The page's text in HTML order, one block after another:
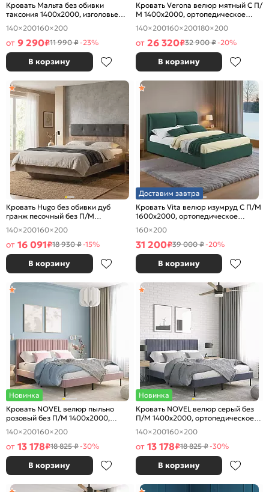
Кровать Мальта без обивки
таксония 1400x2000, изголовье
жесткое
140×200160×200
от 9 290₽11 990 ₽-23%
В корзину
Кровать Verona велюр мятный С П/
М 1400x2000, ортопедическое
основание, изголовье мягкое
140×200160×200180×200
от 26 320₽32 900 ₽-20%
В корзину
Кровать Hugo без обивки дуб
гранж песочный без П/М
1400x2000, изголовье жесткое
140×200160×200
от 16 091₽18 930 ₽-15%
В корзину
Доставим завтра
Кровать Vita велюр изумруд С П/М
1600x2000, ортопедическое
основание, изголовье мягкое
160×200
31 200₽39 000 ₽-20%
В корзину
Новинка
Кровать NOVEL велюр пыльно
розовый без П/М 1400x2000,
ортопедическое основание,
изголовье мягкое
140×200160×200
от 13 178₽18 825 ₽-30%
В корзину
Новинка
Кровать NOVEL велюр серый без
П/М 1400x2000, ортопедическое
основание, изголовье мягкое
140×200160×200
от 13 178₽18 825 ₽-30%
В корзину